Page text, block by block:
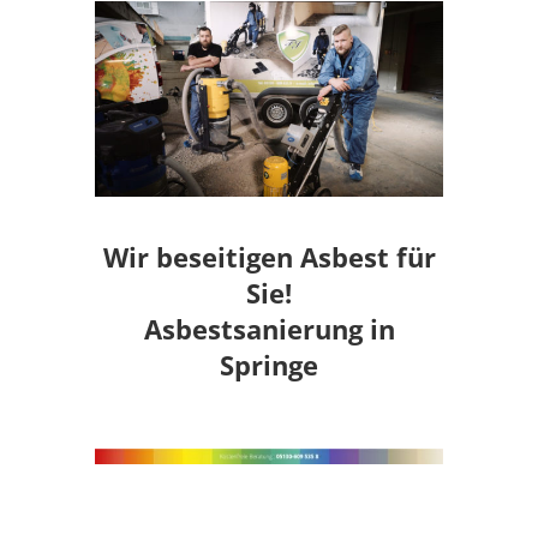
Wir beseitigen Asbest für
Sie!
Asbestsanierung in
Springe